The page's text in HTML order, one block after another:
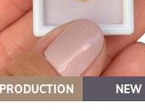
PRODUCTION NEW